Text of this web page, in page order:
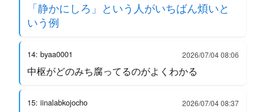
「静かにしろ」という人がいちばん煩いと
いう例
14: byaa0001 2026/07/04 08:06
中枢がどのみち腐ってるのがよくわかる
15: iinalabkojocho 2026/07/04 08:37